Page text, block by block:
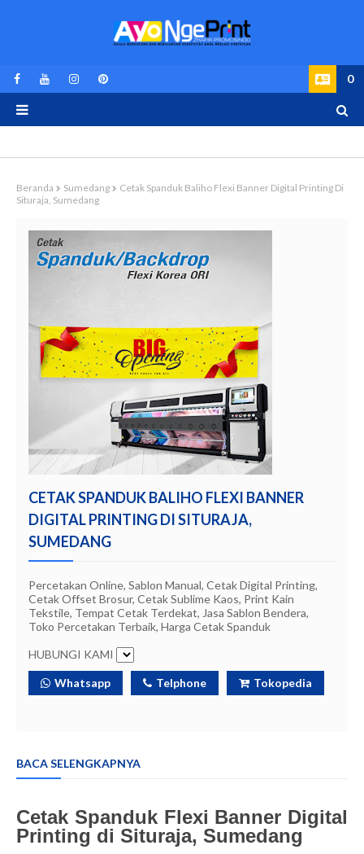
0
Beranda Sumedang
Cetak Spanduk Baliho Flexi Banner Digital Printing Di
Situraja, Sumedang
CETAK SPANDUK BALIHO FLEXI BANNER
DIGITAL PRINTING DI SITURAJA,
SUMEDANG
Percetakan Online, Sablon Manual, Cetak Digital Printing,
Cetak Offset Brosur, Cetak Sublime Kaos, Print Kain
Tekstile, Tempat Cetak Terdekat, Jasa Sablon Bendera,
Toko Percetakan Terbaik, Harga Cetak Spanduk
HUBUNGI KAMI
Whatsapp Telphone Tokopedia
BACA SELENGKAPNYA
Cetak Spanduk Flexi Banner Digital
Printing di Situraja, Sumedang